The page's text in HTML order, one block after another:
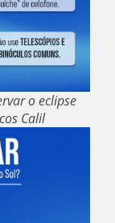
o eclipse
Calil